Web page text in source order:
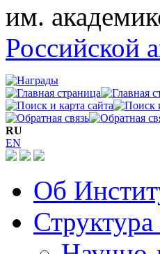
им.
Российской
RU
EN
Об